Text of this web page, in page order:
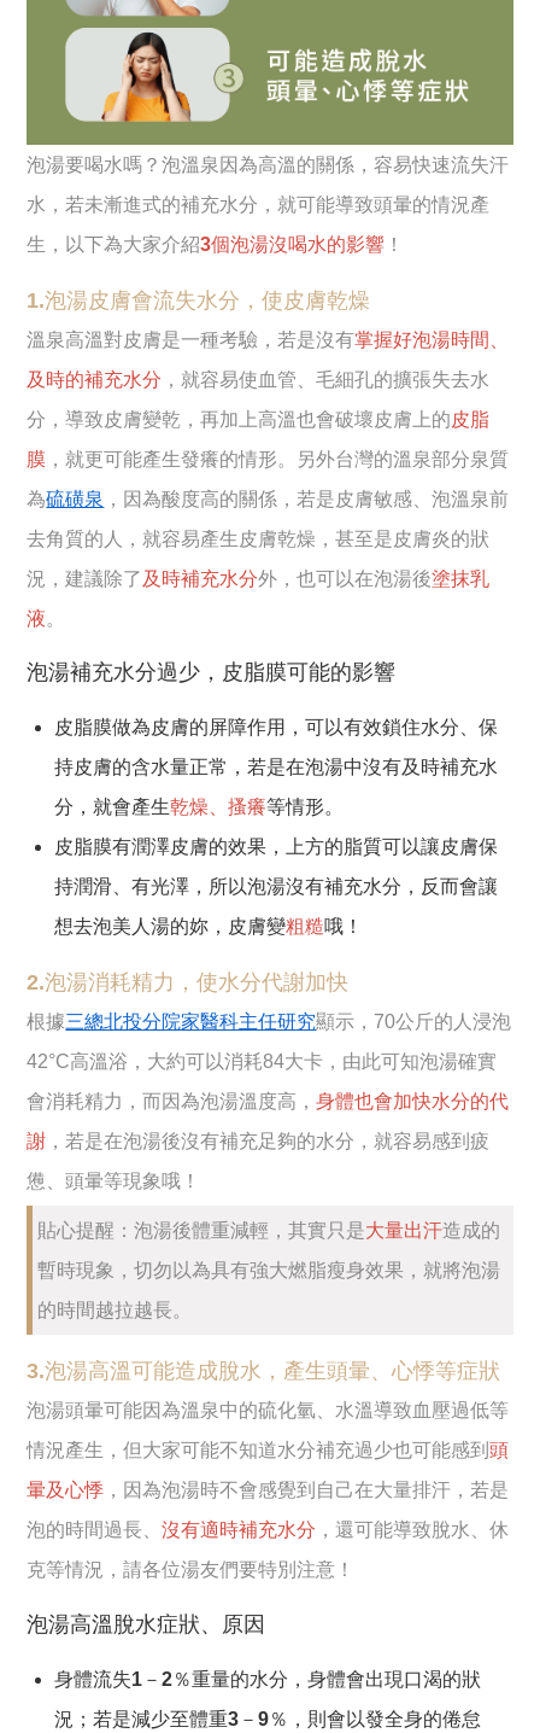
泡湯要喝水嗎？泡溫泉因為高溫的關係，容易快速流失汗
水，若未漸進式的補充水分，就可能導致頭暈的情況產
生，以下為大家介紹3個泡湯沒喝水的影響 ！
1.泡湯皮膚會流失水分，使皮膚乾燥
溫泉高溫對皮膚是一種考驗，若是沒有掌握好泡湯時間、
及時的補充水分 ，就容易使血管、毛細孔的擴張失去水
分，導致皮膚變乾，再加上高溫也會破壞皮膚上的皮脂
膜 ，就更可能產生發癢的情形。另外台灣的溫泉部分泉質
為硫磺泉 ，因為酸度高的關係，若是皮膚敏感、泡溫泉前
去角質的人，就容易產生皮膚乾燥，甚至是皮膚炎的狀
況，建議除了 及時補充水分外，也可以在泡湯後塗抹乳
液。
泡湯補充水分過少，皮脂膜可能的影響
皮脂膜做為皮膚的屏障作用，可以有效鎖住水分、保
持皮膚的含水量正常，若是在泡湯中沒有及時補充水
分，就會產生乾燥、搔癢等情形。
皮脂膜有潤澤皮膚的效果，上方的脂質可以讓皮膚保
持潤滑、有光澤，所以泡湯沒有補充水分，反而會讓
想去泡美人湯的妳，皮膚變粗糙哦！
2.泡湯消耗精力，使水分代謝加快
根據三總北投分院家醫科主任研究顯示，70公斤的人浸泡
42°C高溫浴，大約可以消耗84大卡，由此可知泡湯確實
會消耗精力，而因為泡湯溫度高，身體也會加快水分的代
謝 ，若是在泡湯後沒有補充足夠的水分，就容易感到疲
憊、頭暈等現象哦！
貼心提醒：泡湯後體重減輕，其實只是大量出汗造成的
暫時現象，切勿以為具有強大燃脂瘦身效果，就將泡湯
的時間越拉越長。
3.泡湯高溫可能造成脫水，產生頭暈、心悸等症狀
泡湯頭暈可能因為溫泉中的硫化氫、水溫導致血壓過低等
情況產生，但大家可能不知道水分補充過少也可能感到頭
暈及心悸 ，因為泡湯時不會感覺到自己在大量排汗，若是
泡的時間過長、沒有適時補充水分 ，還可能導致脫水、休
克等情況，請各位湯友們要特別注意！
泡湯高溫脫水症狀、原因
身體流失1－2％重量的水分，身體會出現口渴的狀
況；若是減少至體重3－9％，則會以發全身的倦怠